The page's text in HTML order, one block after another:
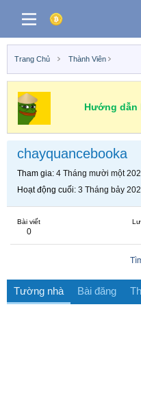
Trang Chủ Thành Viên
Hướng dẫn
chayquancebooka
Tham gia 4 Tháng mười một
Hoạt động cuối 3 Tháng bảy
Bài viết
0
Tường nhà Bài đăng